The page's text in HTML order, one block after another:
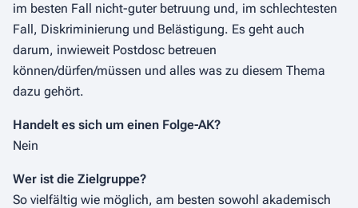
im besten Fall nicht-guter betruung und, im schlechtesten
Fall, Diskriminierung und Belästigung. Es geht auch
darum, inwieweit Postdosc betreuen
können/dürfen/müssen und alles was zu diesem Thema
dazu gehört.
Handelt es sich um einen Folge-AK?
Nein
Wer ist die Zielgruppe?
So vielfältig wie möglich, am besten sowohl akademisch